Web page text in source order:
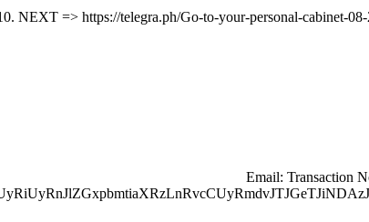
🔗 Email: